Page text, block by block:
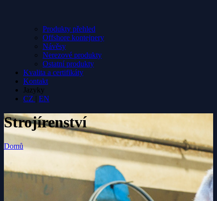
Produkty přehled
Offshore kontejnery
Návěsy
Nerezové produkty
Ostatní produkty
Kvalita a certifikáty
Kontakt
Jazyky
CZ | EN
Strojírenství
Domů